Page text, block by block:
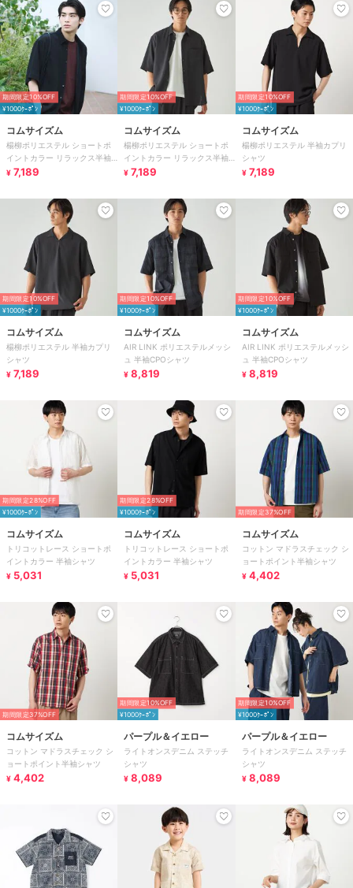
期間限定10%OFF
¥1000ｸｰﾎﾟﾝ
コムサイズム
楊柳ポリエステル ショートポ
イントカラー リラックス半袖
シャツ
¥ 7,189
期間限定10%OFF
¥1000ｸｰﾎﾟﾝ
コムサイズム
楊柳ポリエステル ショートポ
イントカラー リラックス半袖
シャツ
¥ 7,189
期間限定10%OFF
¥1000ｸｰﾎﾟﾝ
コムサイズム
楊柳ポリエステル 半袖カプリ
シャツ
¥ 7,189
期間限定10%OFF
¥1000ｸｰﾎﾟﾝ
コムサイズム
楊柳ポリエステル 半袖カプリ
シャツ
¥ 7,189
期間限定10%OFF
¥1000ｸｰﾎﾟﾝ
コムサイズム
AIR LINK ポリエステルメッシ
ュ 半袖CPOシャツ
¥ 8,819
期間限定10%OFF
¥1000ｸｰﾎﾟﾝ
コムサイズム
AIR LINK ポリエステルメッシ
ュ 半袖CPOシャツ
¥ 8,819
期間限定28%OFF
¥1000ｸｰﾎﾟﾝ
コムサイズム
トリコットレース ショートポ
イントカラー 半袖シャツ
¥ 5,031
期間限定28%OFF
¥1000ｸｰﾎﾟﾝ
コムサイズム
トリコットレース ショートポ
イントカラー 半袖シャツ
¥ 5,031
期間限定37%OFF
コムサイズム
コットン マドラスチェック シ
ョートポイント半袖シャツ
¥ 4,402
期間限定37%OFF
コムサイズム
コットン マドラスチェック シ
ョートポイント半袖シャツ
¥ 4,402
期間限定10%OFF
¥1000ｸｰﾎﾟﾝ
パープル＆イエロー
ライトオンスデニム ステッチ
シャツ
¥ 8,089
期間限定10%OFF
¥1000ｸｰﾎﾟﾝ
パープル＆イエロー
ライトオンスデニム ステッチ
シャツ
¥ 8,089